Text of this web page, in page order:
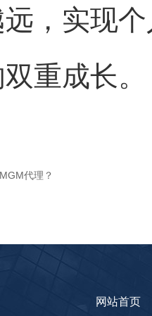
，实现
重成长。
代理？
网站首页